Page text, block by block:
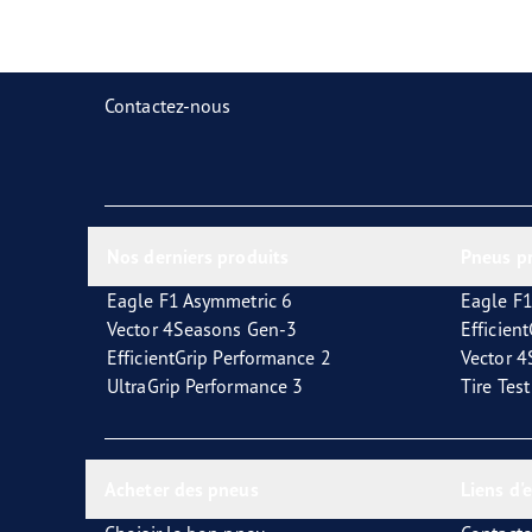
Contactez-nous
Eagle F1 Asymmetric 6
Vector 4Seasons Gen-3
EfficientGrip Performance 2
UltraGrip Performance 3
Eagle
Vector
Tire